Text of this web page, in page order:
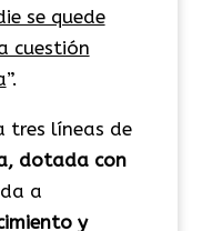
se quede
cuestión
”.
tres líneas de
dotada con
a
y